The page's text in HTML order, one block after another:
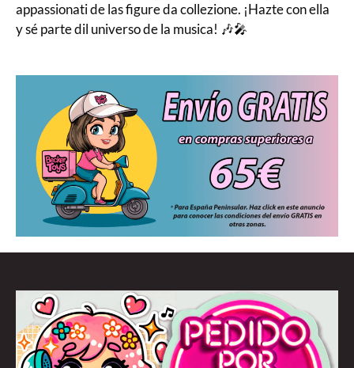
appassionati de las figure da collezione. ¡Hazte con ella
y sé parte dil universo de la musica! 🎶🎤